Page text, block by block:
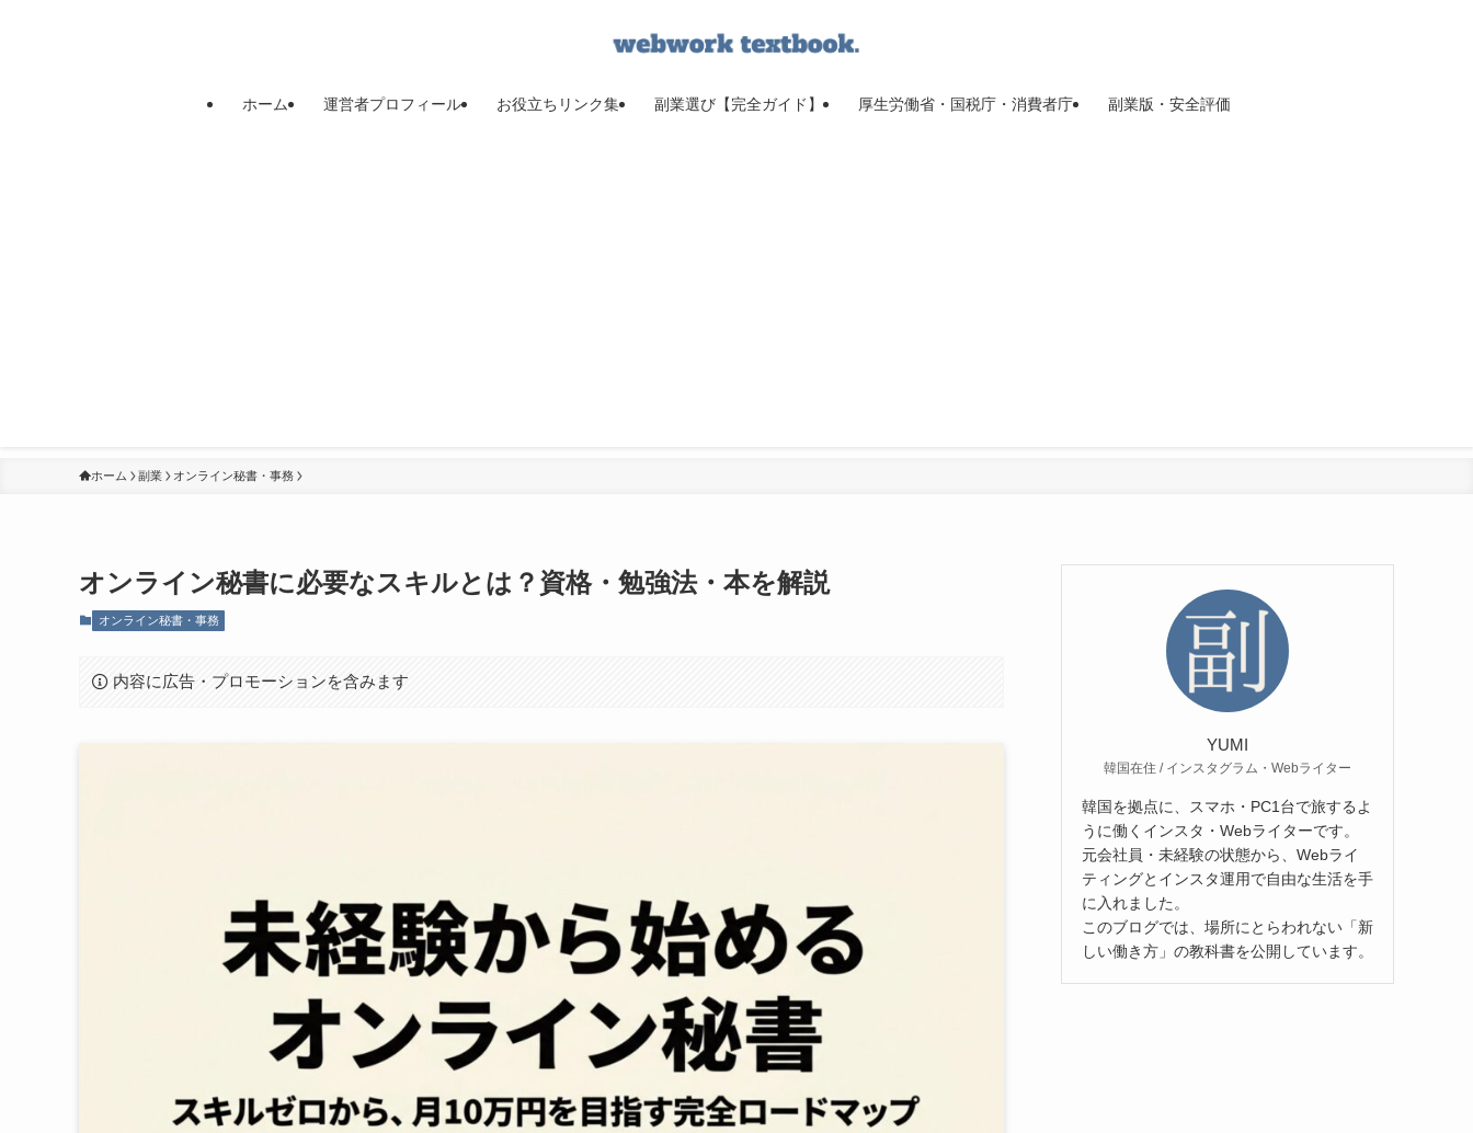
ホーム 運営者プロフィール お役立ちリンク集 副業選び【完全ガイド】 厚生労働省・国税庁・消費者庁 副業版・安全評価
ホーム 副業 オンライン秘書・事務
オンライン秘書に必要なスキルとは？資格・勉強法・本を解説
オンライン秘書・事務
内容に広告・プロモーションを含みます
YUMI
韓国在住 / インスタグラム・Webライター
韓国を拠点に、スマホ・PC1台で旅するよ
うに働くインスタ・Webライターです。
元会社員・未経験の状態から、Webライ
ティングとインスタ運用で自由な生活を手
に入れました。
このブログでは、場所にとらわれない「新
しい働き方」の教科書を公開しています。